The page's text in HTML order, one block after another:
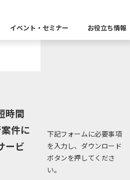
データ統合／分析
プラットフォーム
データ資産管理ソフトウェア
テストソフトウェア
データベースDR（災害対
ソリューション
仮想環境（VMware）
金融・保険業
イベント・セミナー
showcase
お役立ち情報
ブログ
沿革
時間
件に
ービ
下記フォームに必要事項
を入力し、ダウンロード
ボタンを押してくださ
い。